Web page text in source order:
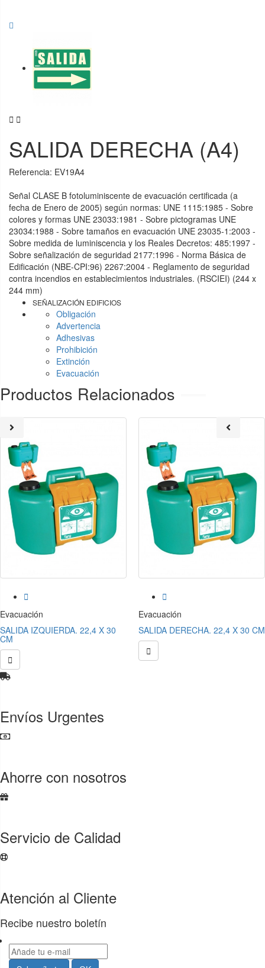
 
SALIDA DERECHA (A4)
Referencia: EV19A4
Señal CLASE B fotoluminiscente de evacuación certificada (a
fecha de Enero de 2005) según normas: UNE 1115:1985 - Sobre
colores y formas UNE 23033:1981 - Sobre pictogramas UNE
23034:1988 - Sobre tamaños en evacuación UNE 23035-1:2003 -
Sobre medida de luminiscencia y los Reales Decretos: 485:1997 -
Sobre señalización de seguridad 2177:1996 - Norma Básica de
Edificación (NBE-CPI:96) 2267:2004 - Reglamento de seguridad
contra incendios en establecimientos industriales. (RSCIEI) (244 x
244 mm)
SEÑALIZACIÓN EDIFICIOS
Obligación
Advertencia
Adhesivas
Prohibición
Extinción
Evacuación
Productos Relacionados

Evacuación
SALIDA IZQUIERDA. 22,4 X 30
CM


Evacuación
SALIDA DERECHA. 22,4 X 30 CM

Envíos Urgentes
Ahorre con nosotros
Servicio de Calidad
Atención al Cliente
Recibe nuestro boletín